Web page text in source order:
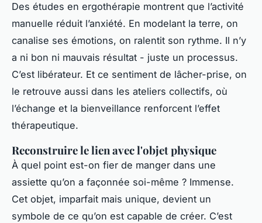
Des études en ergothérapie montrent que l’activité
manuelle réduit l’anxiété. En modelant la terre, on
canalise ses émotions, on ralentit son rythme. Il n’y
a ni bon ni mauvais résultat - juste un processus.
C’est libérateur. Et ce sentiment de lâcher-prise, on
le retrouve aussi dans les ateliers collectifs, où
l’échange et la bienveillance renforcent l’effet
thérapeutique.
Reconstruire le lien avec l'objet physique
À quel point est-on fier de manger dans une
assiette qu’on a façonnée soi-même ? Immense.
Cet objet, imparfait mais unique, devient un
symbole de ce qu’on est capable de créer. C’est